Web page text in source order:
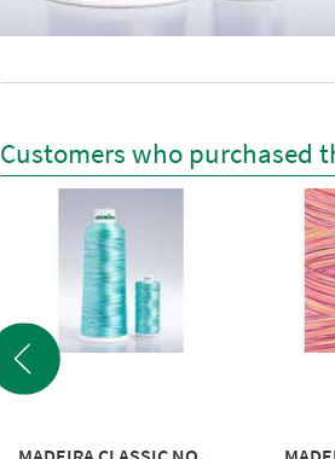
Customers who purchased